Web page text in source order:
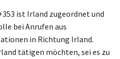
ist Irland zugeordnet und
bei Anrufen aus
in Richtung Irland.
tätigen möchten, sei es zu